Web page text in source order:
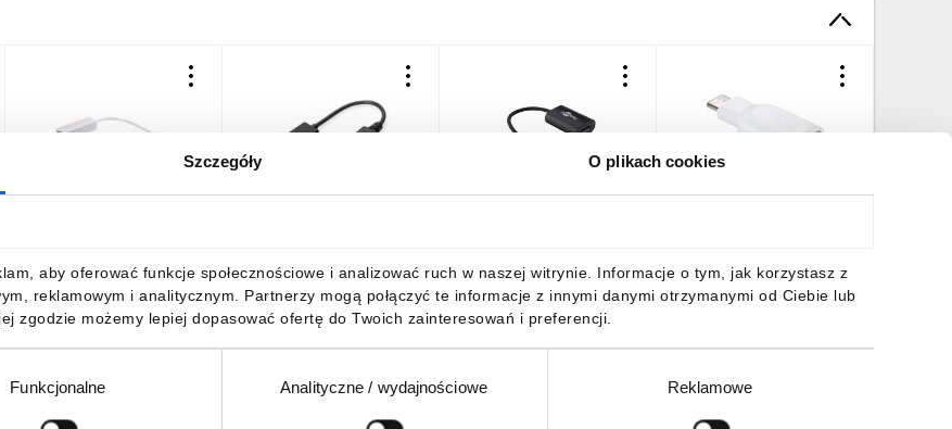
Szczegóły O plikach cookies
aby oferować funkcje społecznościowe i analizować ruch w naszej witrynie. Informacje o tym, jak korzystasz z
reklamowym i analitycznym. Partnerzy mogą połączyć te informacje z innymi danymi otrzymanymi od Ciebie lub
zgodzie możemy lepiej dopasować ofertę do Twoich zainteresowań i preferencji.
Funkcjonalne Analityczne / wydajnościowe Reklamowe
44,13 zł brutto
4K 60Hz UHD AK-340415-
002-S
42,32 złbrutto
DO KOSZYKA
40,15 zł brutto 9,68 zł brutto